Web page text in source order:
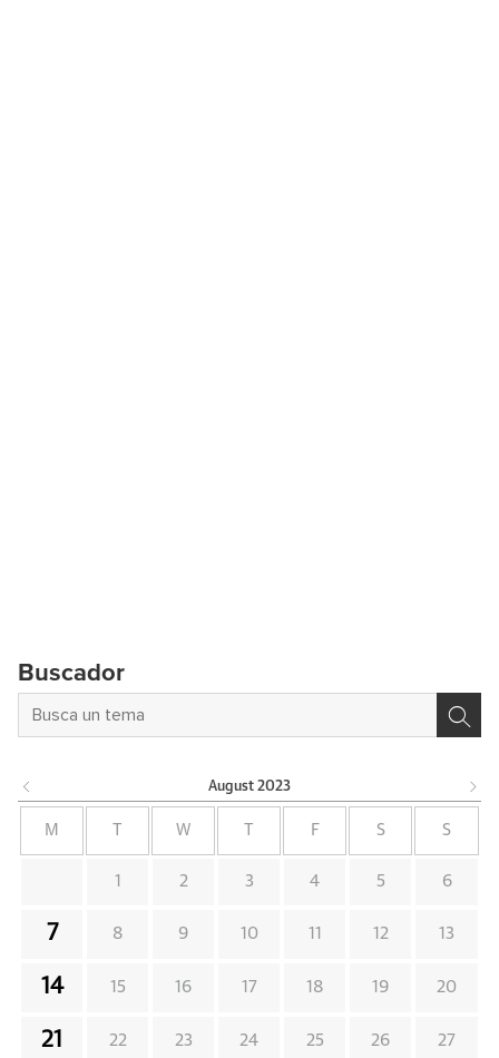
Buscador
August 2023
M W F S S
1 2 3 4 5 6
7 8 9 10 11 12 13
14 15 16 17 18 19 20
21 22 23 24 25 26 27